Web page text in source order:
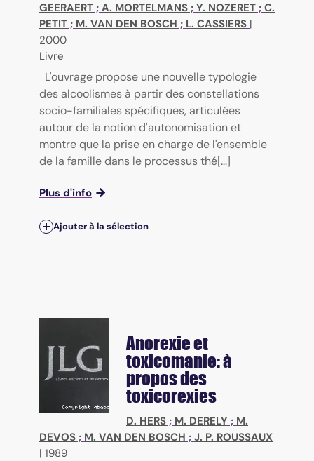
GEERAERT ; A. MORTELMANS ; Y. NOZERET ; C.
PETIT ; M. VAN DEN BOSCH ; L. CASSIERS |
2000
Livre
L'ouvrage propose une nouvelle typologie
des alcoolismes à partir des constellations
socio-familiales spécifiques, articulées
autour de la notion d'autonomisation et
montre que la prise en charge de l'ensemble
de la famille dans le processus thé[...]
Plus d'info
Ajouter à la sélection
Anorexie et
toxicomanie: à
propos des
toxicorexies
D. HERS ; M. DERELY ; M.
DEVOS ; M. VAN DEN BOSCH ; J. P. ROUSSAUX
| 1989